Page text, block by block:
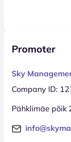
Promoter
Sky
Company ID:
Pähklimäe põik